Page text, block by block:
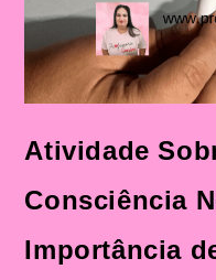
Atividade
Consciência
Importância